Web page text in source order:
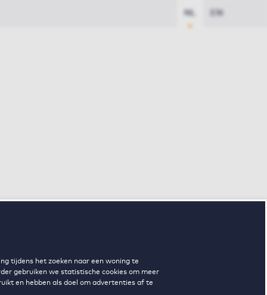
tijdens het zoeken naar een woning te
gebruiken we statistische cookies om meer
en hebben als doel om advertenties af te
NL EN